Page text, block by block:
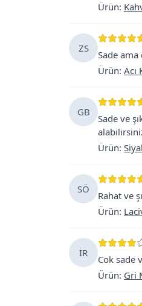
Ürün:
ZS
Sade
Ürün: Acı
GB
Sade ve
Ürün:
SÖ
Rahat ve
Ürün:
İR
Cok sade
Ürün: Gri